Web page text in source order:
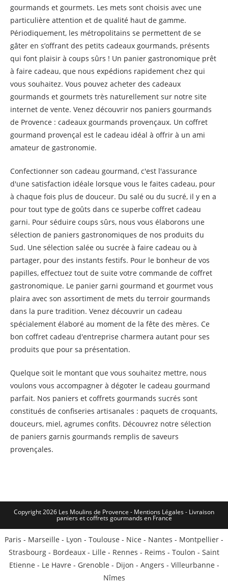
gourmands et gourmets. Les mets sont choisis avec une
particulière attention et de qualité haut de gamme.
Périodiquement, les métropolitains se permettent de se
gâter en s’offrant des petits cadeaux gourmands, présents
qui font plaisir à coups sûrs ! Un panier gastronomique prêt
à faire cadeau, que nous expédions rapidement chez qui
vous souhaitez. Vous pouvez acheter des cadeaux
gourmands et gourmets très naturellement sur notre site
internet de vente. Venez découvrir nos paniers gourmands
de Provence : cadeaux gourmands provençaux. Un coffret
gourmand provençal est le cadeau idéal à offrir à un ami
amateur de gastronomie.
Confectionner son cadeau gourmand, c'est l'assurance
d'une satisfaction idéale lorsque vous le faites cadeau, pour
à chaque fois plus de douceur. Du salé ou du sucré, il y en a
pour tout type de goûts dans ce superbe coffret cadeau
garni. Pour séduire coups sûrs, nous vous élaborons une
sélection de paniers gastronomiques de nos produits du
Sud. Une sélection salée ou sucrée à faire cadeau ou à
partager, pour des instants festifs. Pour le bonheur de vos
papilles, effectuez tout de suite votre commande de coffret
gastronomique. Le panier garni gourmand et gourmet vous
plaira avec son assortiment de mets du terroir gourmands
dans la pure tradition. Venez découvrir un cadeau
spécialement élaboré au moment de la fête des mères. Ce
bon coffret cadeau d'entreprise charmera autant pour ses
produits que pour sa présentation.
Quelque soit le montant que vous souhaitez mettre, nous
voulons vous accompagner à dégoter le cadeau gourmand
parfait. Nos paniers et coffrets gourmands sucrés sont
constitués de confiseries artisanales : paquets de croquants,
douceurs, miel, agrumes confits. Découvrez notre sélection
de paniers garnis gourmands remplis de saveurs
provençales.
Copyright 2026 Les Moulins de Provence - Mentions Légales - Livraison
paniers et coffrets gourmands en France
Paris - Marseille - Lyon - Toulouse - Nice - Nantes - Montpellier -
Strasbourg - Bordeaux - Lille - Rennes - Reims - Toulon - Saint
Etienne - Le Havre - Grenoble - Dijon - Angers - Villeurbanne -
Nîmes